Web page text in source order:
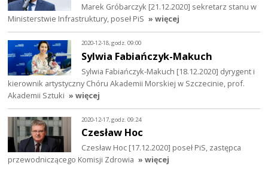
Marek Gróbarczyk [21.12.2020] sekretarz stanu w
Ministerstwie Infrastruktury, poseł PiS » więcej
2020-12-18, godz. 09:00
Sylwia Fabiańczyk-Makuch
Sylwia Fabiańczyk-Makuch [18.12.2020] dyrygent i
kierownik artystyczny Chóru Akademii Morskiej w Szczecinie, prof.
Akademii Sztuki » więcej
2020-12-17, godz. 09:24
Czesław Hoc
Czesław Hoc [17.12.2020] poseł PiS, zastępca
przewodniczącego Komisji Zdrowia » więcej